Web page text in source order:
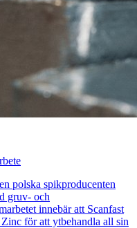
polska spikproducenten
gruv- och
innebär att Scanfast
för att ytbehandla all sin